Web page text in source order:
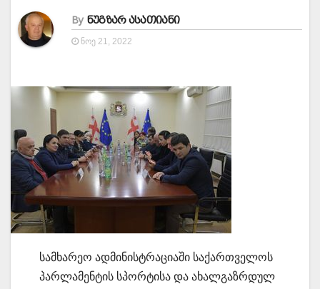
By ნუგზარ ასათიანი
ᲜᲝᲔ 21, 2022
სამხარეო ადმინისტრაციაში საქართველოს
პარლამენტის სპორტისა და ახალგაზრდულ